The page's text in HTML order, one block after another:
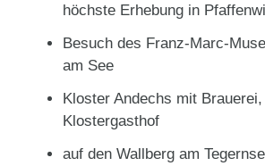
höchste Erhebung in
Besuch des Franz-Marc-
am See
Kloster Andechs mit
Klostergasthof
auf den Wallberg am